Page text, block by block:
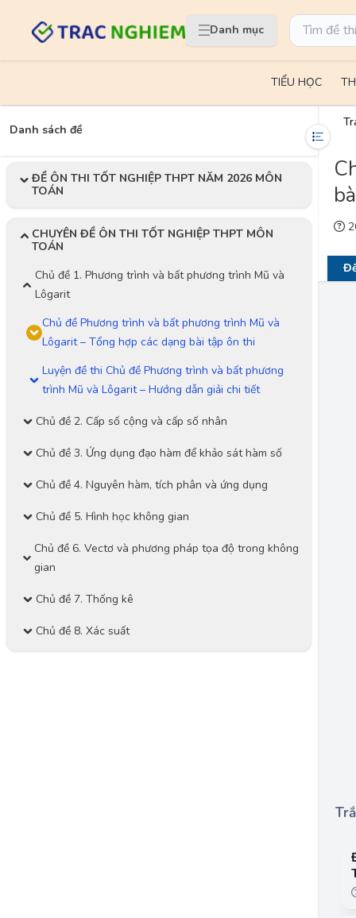
Danh mục
TIỂU HỌC
Danh sách đề
ĐỀ ÔN THI TỐT NGHIỆP THPT NĂM 2026 MÔN
TOÁN
CHUYÊN ĐỀ ÔN THI TỐT NGHIỆP THPT MÔN
TOÁN
Chủ đề 1. Phương trình và bất phương trình Mũ và
Lôgarit
Chủ đề Phương trình và bất phương trình Mũ và
Lôgarit – Tổng hợp các dạng bài tập ôn thi
Luyện đề thi Chủ đề Phương trình và bất phương
trình Mũ và Lôgarit – Hướng dẫn giải chi tiết
Chủ đề 2. Cấp số cộng và cấp số nhân
Chủ đề 3. Ứng dụng đạo hàm để khảo sát hàm số
Chủ đề 4. Nguyên hàm, tích phân và ứng dụng
Chủ đề 5. Hình học không gian
Chủ đề 6. Vectơ và phương pháp tọa độ trong không
gian
Chủ đề 7. Thống kê
Chủ đề 8. Xác suất